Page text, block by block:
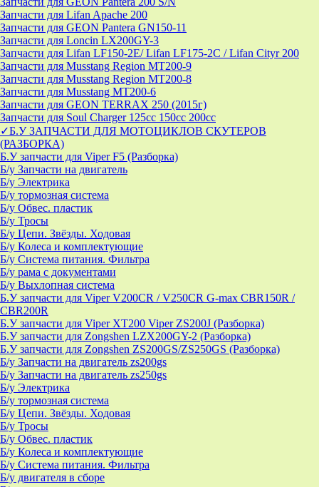
Запчасти для Lifan Apache 200
Запчасти для GEON Pantera GN150-11
Запчасти для Loncin LX200GY-3
Запчасти для Lifan LF150-2E/ Lifan LF175-2C / Lifan Cityr 200
Запчасти для Musstang Region MT200-9
Запчасти для Musstang Region MT200-8
Запчасти для Musstang MT200-6
Запчасти для GEON TERRAX 250 (2015г)
Запчасти для Soul Charger 125сс 150cc 200сс
✓Б.У ЗАПЧАСТИ ДЛЯ МОТОЦИКЛОВ СКУТЕРОВ
(РАЗБОРКА)
Б.У запчасти для Viper F5 (Разборка)
Б/у Запчасти на двигатель
Б/у Электрика
Б/у тормозная система
Б/у Обвес. пластик
Б/у Тросы
Б/у Цепи. Звёзды. Ходовая
Б/у Колеса и комплектующие
Б/у Система питания. Фильтра
Б/у рама с документами
Б/у Выхлопная система
Б.У запчасти для Viper V200CR / V250CR G-max CBR150R /
CBR200R
Б.У запчасти для Viper XT200 Viper ZS200J (Разборка)
Б.У запчасти для Zongshen LZX200GY-2 (Разборка)
Б.У запчасти для Zongshen ZS200GS/ZS250GS (Разборка)
Б/у Запчасти на двигатель zs200gs
Б/у Запчасти на двигатель zs250gs
Б/у Электрика
Б/у тормозная система
Б/у Цепи. Звёзды. Ходовая
Б/у Тросы
Б/у Обвес. пластик
Б/у Колеса и комплектующие
Б/у Система питания. Фильтра
Б/у двигателя в сборе